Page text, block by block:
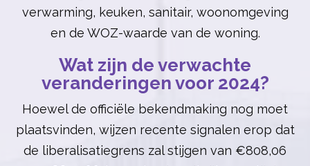
verwarming, keuken, sanitair, woonomgeving
en de WOZ-waarde van de woning.
Wat zijn de verwachte
veranderingen voor 2024?
Hoewel de officiële bekendmaking nog moet
plaatsvinden, wijzen recente signalen erop dat
de liberalisatiegrens zal stijgen van €808,06